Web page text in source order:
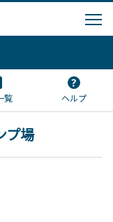
覧 ヘルプ
プ場